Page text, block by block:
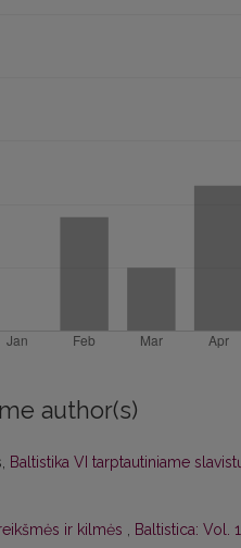
author(s)
Baltistika VI tarptautiniame
ir kilmės , Baltistica: Vol.